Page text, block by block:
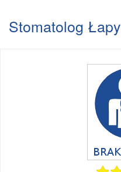
Stomatolog Łapy